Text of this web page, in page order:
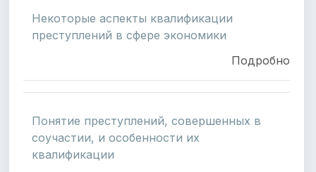
Некоторые аспекты квалификации
преступлений в сфере экономики
Подробно
Понятие преступлений, совершенных в
соучастии, и особенности их
квалификации